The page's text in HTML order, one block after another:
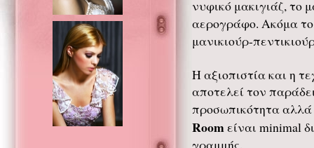
νυφικό μακιγιάζ, το
αερογράφο. Ακόμα
μανικιούρ-
Η αξιοπιστία και η
αποτελεί τον
προσωπικότητα αλλά
Roomείναι minimal
γραμμής.